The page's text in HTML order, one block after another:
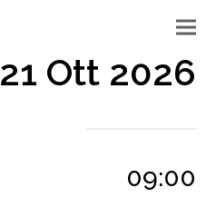
21 Ott 2026
09:00